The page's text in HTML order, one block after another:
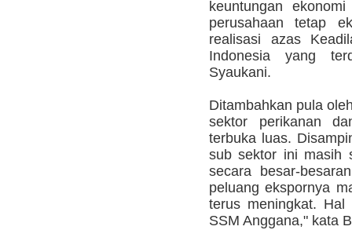
keuntungan
perusahaan tetap
realisasi azas
Indonesia yang
Syaukani.
Ditambahkan pula
sektor perikanan
terbuka luas.
sub sektor ini masih
secara besar-
peluang ekspornya
terus meningkat.
SSM Anggana," kata